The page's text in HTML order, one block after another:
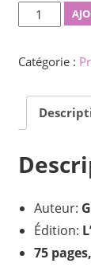
quantité
de
d'espéranto
l'usage
de
ceux
qui
lettres
Catégorie :
Auteur:
Édition:
75